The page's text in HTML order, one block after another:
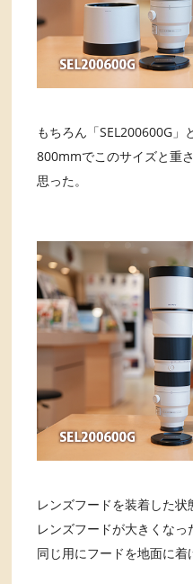
もちろん「SEL200600G
800mmでこのサイズと重
思った。
レンズフードを装着した状
レンズフードが大きくな
同じ用にフードを地面に着